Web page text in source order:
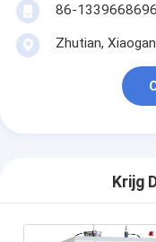
86-
Zhutian,
Krijg